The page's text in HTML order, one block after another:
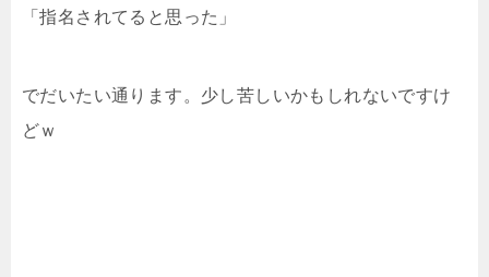
「指名されてると思った」
でだいたい通ります。少し苦しいかもしれないですけ
どｗ